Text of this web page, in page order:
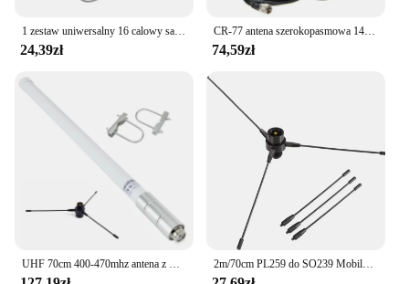
1 zestaw uniwersalny 16 calowy samochód anty hałas bat maszt dachowy AM/FM antena antena + podstawa dla BMW VW Jetta Bora Golf Polo MK4 Passat Audi
24,39zł
CR-77 antena szerokopasmowa 144/430Mhz z MB60 PL259 5M UHF męska antena mobilna samochodowa kabel koncentryczny MINI podstawa magnetyczna do szynki
74,59zł
UHF 70cm 400-470mhz antena z włókna szklanego GMRS antena podstawowa z zestawem anteny samolotowej uziemiającej dla śmigła Radio Repeater mobilny nadajnik-odbiornik 2m/70cm PL259 do SO239 Mobilna antena bazowa Zestaw samolotu uziemiającego Radio samochodowe Wzmocnienie sygnału dla Cobra ICOM Kenwood Midland